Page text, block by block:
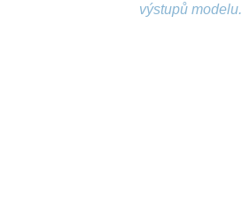
výstupů modelu.